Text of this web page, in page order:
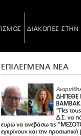
ΔΙΑΚΟΠΕΣ
ΕΠΙΛΕΓΜΕΝΑ ΝΕΑ
ΔΗΠΕΘΕ
“Πες
Δ.Σ. να
ευρώ να ανεβάσω τις
εγκρίνουν και την